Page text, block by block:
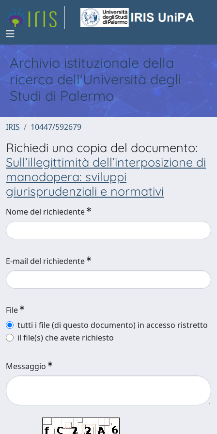
Archivio istituzionale della
ricerca dell'Università degli
Studi di Palermo
IRIS 10447/592679
Richiedi una copia del documento:
Sull’illegittimità dell’interposizione di
manodopera: sviluppi
giurisprudenziali e normativi
Nome del richiedente
E-mail del richiedente
File
tutti i file (di questo documento) in accesso ristretto
il file(s) che avete richiesto
Messaggio